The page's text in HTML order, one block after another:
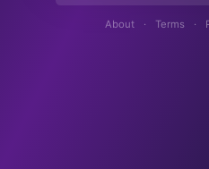
About · Terms ·